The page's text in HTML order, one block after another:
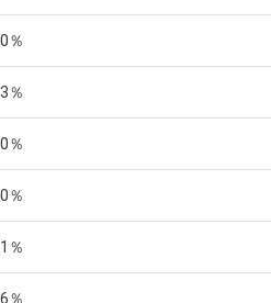
％
％
％
％
％
％